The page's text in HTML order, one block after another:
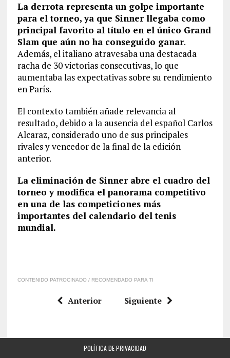
La derrota representa un golpe importante
para el torneo, ya que Sinner llegaba como
principal favorito al título en el único Grand
Slam que aún no ha conseguido ganar.
Además, el italiano atravesaba una destacada
racha de 30 victorias consecutivas, lo que
aumentaba las expectativas sobre su rendimiento
en París.
El contexto también añade relevancia al
resultado, debido a la ausencia del español Carlos
Alcaraz, considerado uno de sus principales
rivales y vencedor de la final de la edición
anterior.
La eliminación de Sinner abre el cuadro del
torneo y modifica el panorama competitivo
en una de las competiciones más
importantes del calendario del tenis
mundial.
CONTENIDO PATROCINADO / RECOMENDADO PARA TI
Anterior Siguiente
POLÍTICA DE PRIVACIDAD